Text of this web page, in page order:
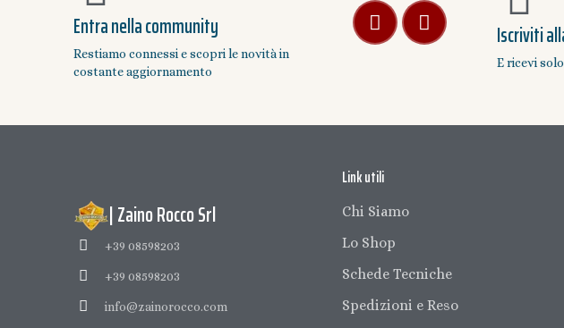
Entra nella community
Restiamo connessi e scopri le novità in
costante aggiornamento
Iscriviti
E ricevi
| Zaino Rocco Srl
+39 08598203
+39 08598203
info@zainorocco.com
Link utili
Chi Siamo
Lo Shop
Schede Tecniche
Spedizioni e Reso